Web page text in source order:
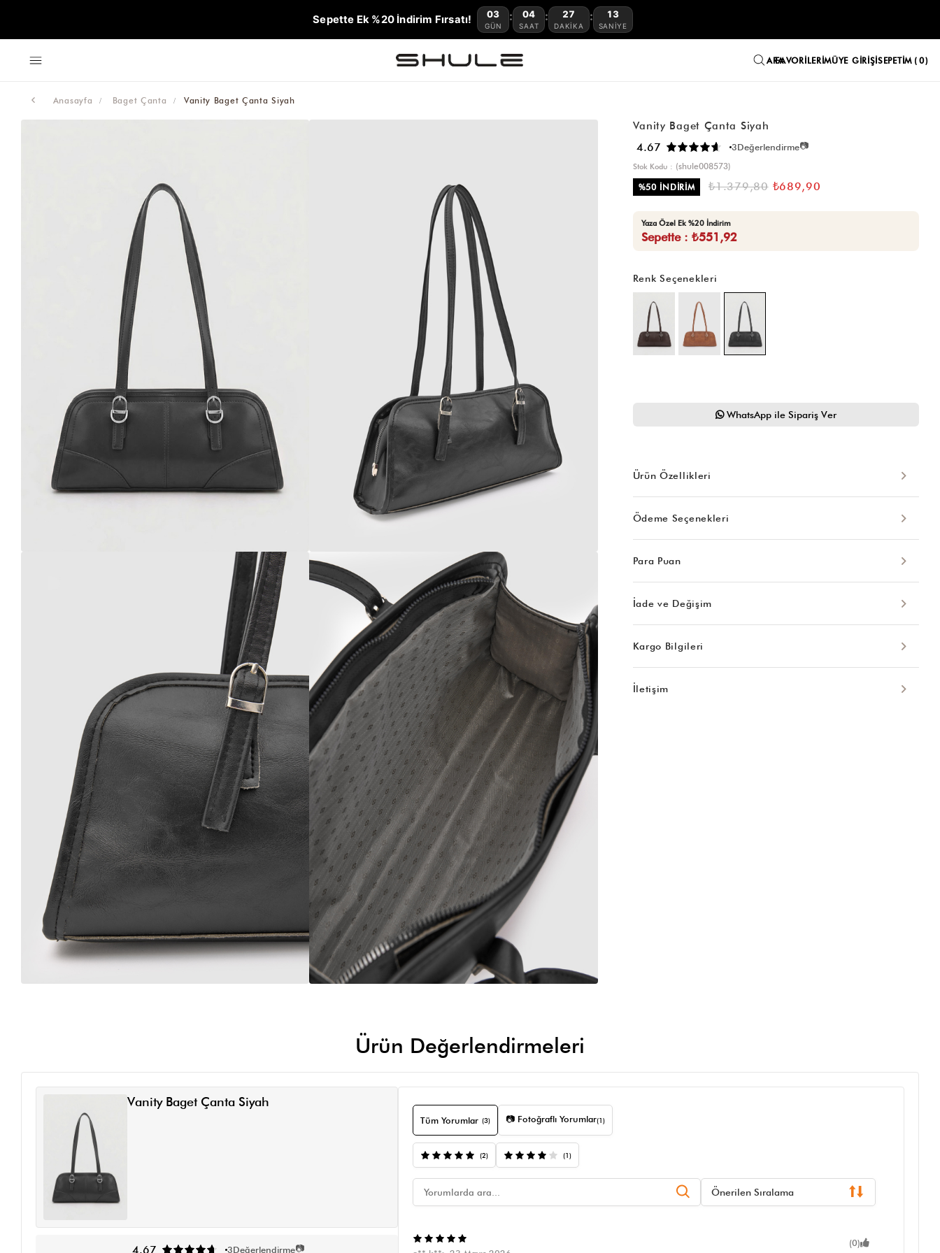
Sepette Ek %20 İndirim Fırsatı! 03
GÜN
: 04
SAAT
: 27
DAKIKA
: 12
SANIYE
FAVORILERIMÜYE GIRIŞISEPETIM 0
Anasayfa Baget Çanta Vanity Baget Çanta Siyah
Vanity Baget Çanta Siyah
4.67 3Değerlendirme📷
Stok Kodu
(shule008573)
%50İNDIRIM ₺1.379,80 ₺689,90
Yaza Özel Ek %20 İndirim
Sepette : ₺551,92
Renk Seçenekleri
WhatsApp ile Sipariş Ver
Ürün Özellikleri
Ödeme Seçenekleri
Para Puan
İade ve Değişim
Kargo Bilgileri
İletişim
Ürün Değerlendirmeleri
Vanity Baget Çanta Siyah
4.67 3Değerlendirme📷
Tüm Yorumlar (3) 📷 Fotoğraflı Yorumlar(1)
(2) (1)
Önerilen Sıralama
(0)